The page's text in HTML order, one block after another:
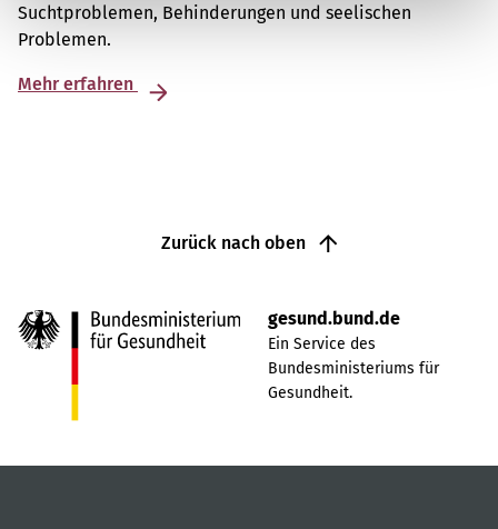
Suchtproblemen, Behinderungen und seelischen
Problemen.
Mehr erfahren
Zurück nach oben
gesund.bund.de
Ein Service des
Bundesministeriums für
Gesundheit.